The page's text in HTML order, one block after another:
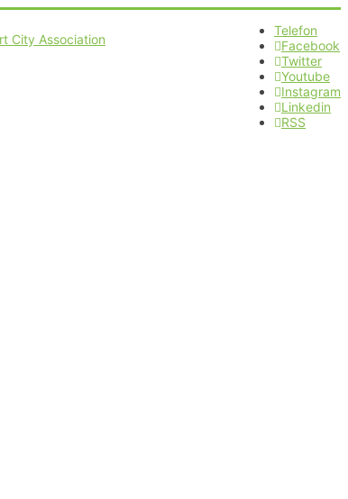
Telefon
Facebook
Twitter
Youtube
Instagram
Linkedin
RSS